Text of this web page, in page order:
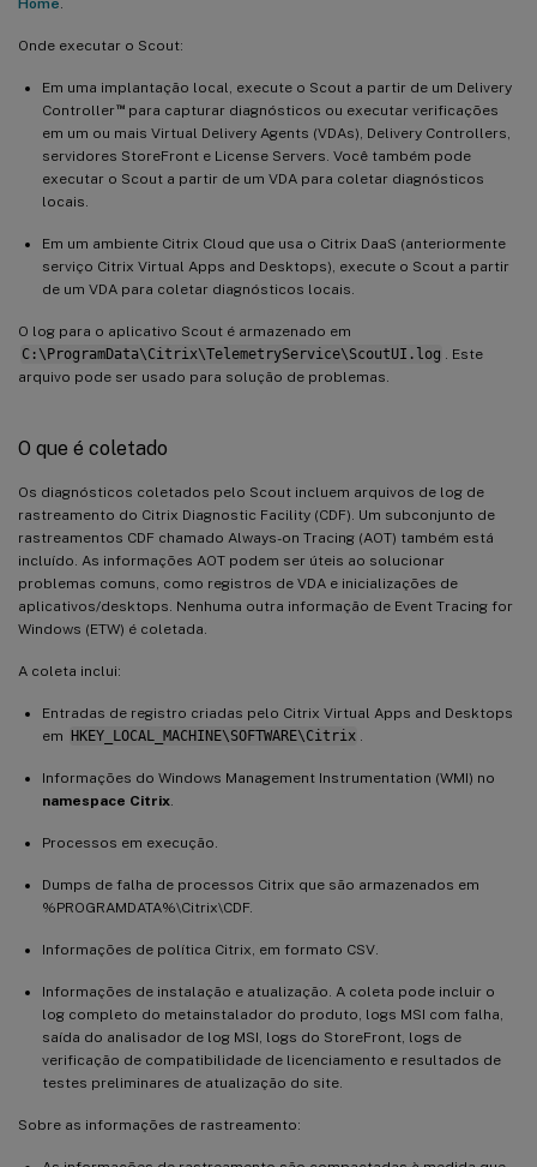
Onde executar o Scout:
Em uma implantação local, execute o Scout a partir de um Delivery
Controller™para capturar diagnósticos ou executar verificações
em um ou mais Virtual Delivery Agents (VDAs), Delivery Controllers,
servidores StoreFront e License Servers. Você também pode
executar o Scout a partir de um VDA para coletar diagnósticos
locais.
Em um ambiente Citrix Cloud que usa o Citrix DaaS (anteriormente
serviço Citrix Virtual Apps and Desktops), execute o Scout a partir
de um VDA para coletar diagnósticos locais.
O log para o aplicativo Scout é armazenado em
C:\ProgramData\Citrix\TelemetryService\ScoutUI.log
. Este
arquivo pode ser usado para solução de problemas.
O que é coletado
Os diagnósticos coletados pelo Scout incluem arquivos de log de
rastreamento do Citrix Diagnostic Facility (CDF). Um subconjunto de
rastreamentos CDF chamado Always-on Tracing (AOT) também está
incluído. As informações AOT podem ser úteis ao solucionar
problemas comuns, como registros de VDA e inicializações de
aplicativos/desktops. Nenhuma outra informação de Event Tracing for
Windows (ETW) é coletada.
A coleta inclui:
Entradas de registro criadas pelo Citrix Virtual Apps and Desktops
em HKEY_LOCAL_MACHINE\SOFTWARE\Citrix
Informações do Windows Management Instrumentation (WMI) no
namespace Citrix
Processos em execução.
Dumps de falha de processos Citrix que são armazenados em
%PROGRAMDATA%\Citrix\CDF.
Informações de política Citrix, em formato CSV.
Informações de instalação e atualização. A coleta pode incluir o
log completo do metainstalador do produto, logs MSI com falha,
saída do analisador de log MSI, logs do StoreFront, logs de
verificação de compatibilidade de licenciamento e resultados de
testes preliminares de atualização do site.
Sobre as informações de rastreamento: